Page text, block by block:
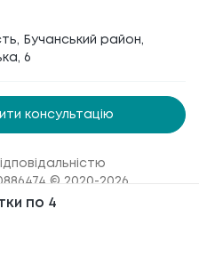
по 4
по 4
Бучанський район,
6
консультацію
© 2020-2026